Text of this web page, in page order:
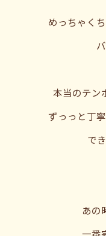
めっちゃく
本当のテン
ずっっと丁
で
あの